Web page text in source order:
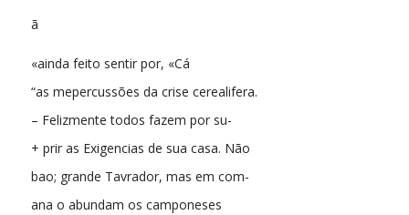
ã
«ainda feito sentir por, «Cá
“as mepercussões da crise cerealifera.
– Felizmente todos fazem por su-
+ prir as Exigencias de sua casa. Não
bao; grande Tavrador, mas em com-
ana o abundam os camponeses